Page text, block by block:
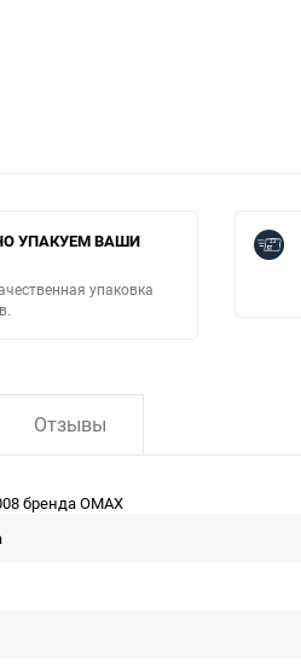
УПАКУЕМ ВАШИ
упаковка
Отзывы
бренда OMAX